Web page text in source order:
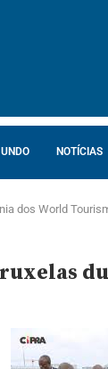
NOTÍCIAS
dos World